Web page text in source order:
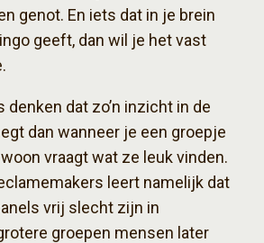
genot. En iets dat in je brein
geeft, dan wil je het vast
dat zo’n inzicht in de
dan wanneer je een groepje
vraagt wat ze leuk vinden.
leert namelijk dat
vrij slecht zijn in
groepen mensen later